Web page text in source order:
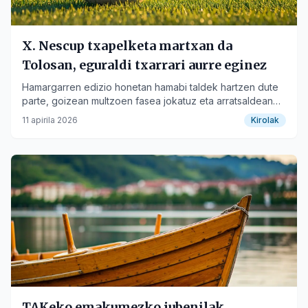
X. Nescup txapelketa martxan da
Tolosan, eguraldi txarrari aurre eginez
Hamargarren edizio honetan hamabi taldek hartzen dute
parte, goizean multzoen fasea jokatuz eta arratsaldean
finalerdietarako sailkapena bilatuz.
11 apirila 2026 Kirolak